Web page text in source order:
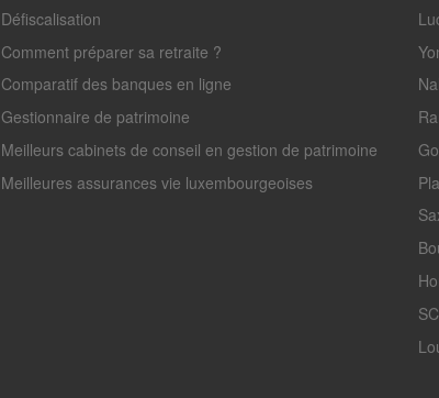
Défiscalisation
Comment préparer sa retraite ?
Comparatif des banques en ligne
Gestionnaire de patrimoine
Meilleurs cabinets de conseil en gestion de patrimoine
Meilleures assurances vie luxembourgeoises